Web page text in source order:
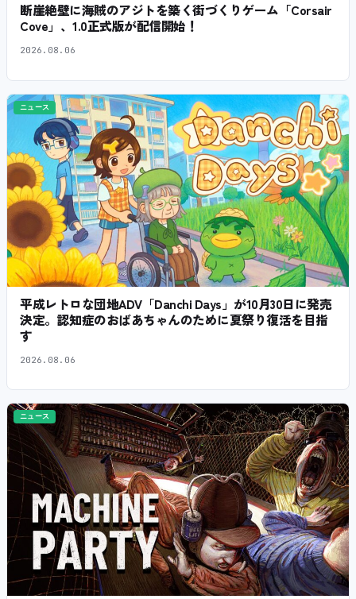
断崖絶壁に海賊のアジトを築く街づくりゲーム「Corsair
Cove」、1.0正式版が配信開始！
2026.08.06
ニュース
平成レトロな団地ADV「Danchi Days」が10月30日に発売
決定。認知症のおばあちゃんのために夏祭り復活を目指
す
2026.08.06
ニュース